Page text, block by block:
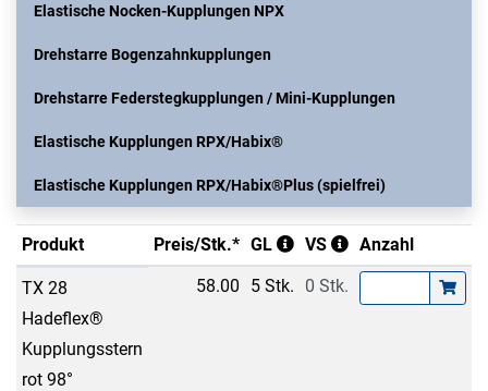
Elastische Nocken-Kupplungen NPX
Drehstarre Bogenzahnkupplungen
Drehstarre Federstegkupplungen / Mini-Kupplungen
Elastische Kupplungen RPX/Habix®
Elastische Kupplungen RPX/Habix®Plus (spielfrei)
Produkt Preis/Stk.* GL VS Anzahl
TX 28
Hadeflex®
Kupplungsstern
rot 98°
58.00 5 Stk. 0 Stk.